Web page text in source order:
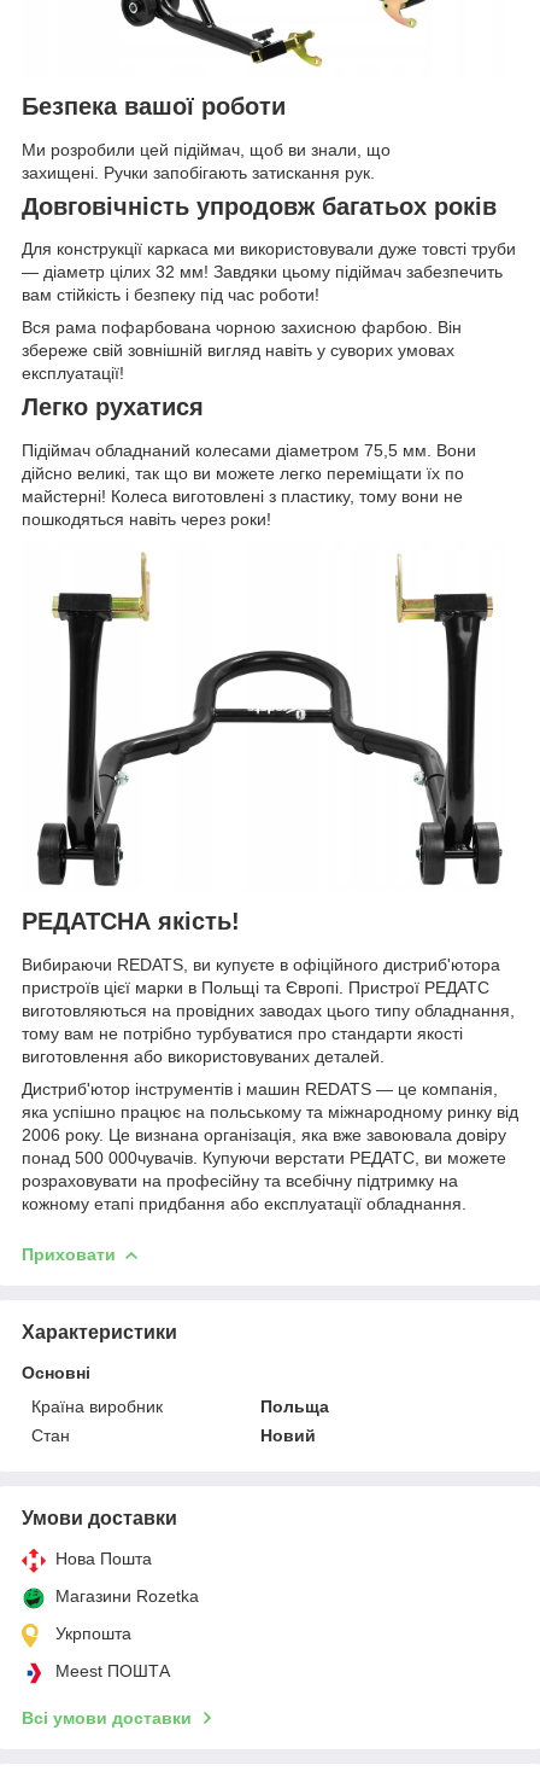
Безпека вашої роботи
Ми розробили цей підіймач, щоб ви знали, що
захищені. Ручки запобігають затискання рук.
Довговічність упродовж багатьох років
Для конструкції каркаса ми використовували дуже товсті труби
— діаметр цілих 32 мм! Завдяки цьому підіймач забезпечить
вам стійкість і безпеку під час роботи!
Вся рама пофарбована чорною захисною фарбою. Він
збереже свій зовнішній вигляд навіть у суворих умовах
експлуатації!
Легко рухатися
Підіймач обладнаний колесами діаметром 75,5 мм. Вони
дійсно великі, так що ви можете легко переміщати їх по
майстерні! Колеса виготовлені з пластику, тому вони не
пошкодяться навіть через роки!
РЕДАТСНА якість!
Вибираючи REDATS, ви купуєте в офіційного дистриб'ютора
пристроїв цієї марки в Польщі та Європі. Пристрої РЕДАТС
виготовляються на провідних заводах цього типу обладнання,
тому вам не потрібно турбуватися про стандарти якості
виготовлення або використовуваних деталей.
Дистриб'ютор інструментів і машин REDATS — це компанія,
яка успішно працює на польському та міжнародному ринку від
2006 року. Це визнана організація, яка вже завоювала довіру
понад 500 000чувачів. Купуючи верстати РЕДАТС, ви можете
розраховувати на професійну та всебічну підтримку на
кожному етапі придбання або експлуатації обладнання.
Приховати
Характеристики
Основні
Країна виробник
Польща
Стан
Новий
Умови доставки
Нова Пошта
Магазини Rozetka
Укрпошта
Meest ПОШТА
Всі умови доставки